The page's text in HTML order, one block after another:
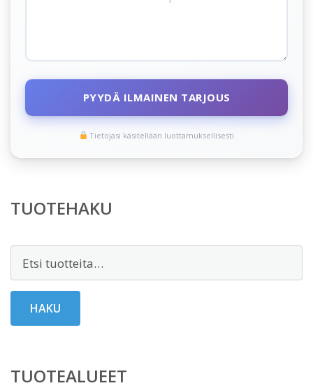
PYYDÄ ILMAINEN TARJOUS
Tietojasi käsitellään luottamuksellisesti
TUOTEHAKU
HAKU
TUOTEALUEET